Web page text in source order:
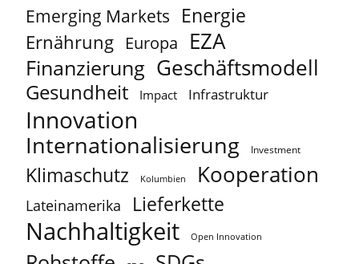
Emerging Markets Energie
Ernährung Europa EZA
Finanzierung Geschäftsmodell
Gesundheit Impact Infrastruktur
Innovation
Internationalisierung Investment
Klimaschutz Kolumbien Kooperation
Lateinamerika Lieferkette
Nachhaltigkeit Open Innovation